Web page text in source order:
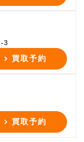
3
買取予約
買取予約